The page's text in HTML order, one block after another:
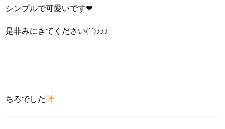
シンプルで可愛いです❤︎
是非みにきてください(^^)♪♪♪
ちろでした